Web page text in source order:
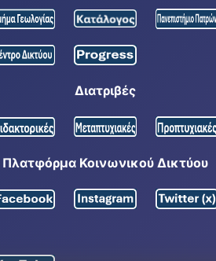
Διατριβές
Πλατφόρμα Κοινωνικού Δικτύου